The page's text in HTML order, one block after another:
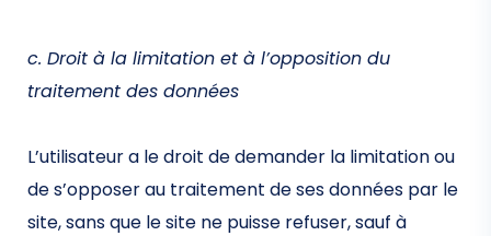
c. Droit à la limitation et à l’opposition du
traitement des données
L’utilisateur a le droit de demander la limitation ou
de s’opposer au traitement de ses données par le
site, sans que le site ne puisse refuser, sauf à